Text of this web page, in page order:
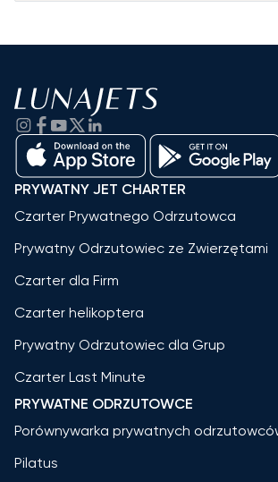
PRYWATNY JET CHARTER
Czarter Prywatnego Odrzutowca
Prywatny Odrzutowiec ze Zwierzętami
Czarter dla Firm
Czarter helikoptera
Prywatny Odrzutowiec dla Grup
Czarter Last Minute
PRYWATNE ODRZUTOWCE
Porównywarka prywatnych
Pilatus